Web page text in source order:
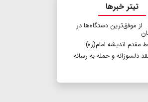
تیتر خبرها
موفق‌ترین دستگاه‌ها در
مقدم اندیشه امام(ره)
دلسوزانه و حمله به رسانه